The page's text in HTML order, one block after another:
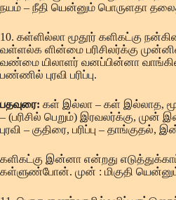
நயம் – நீதி யென்னும் பொருளதா
10. கள்ளில்லா மூதூர் களிகட்கு
வள்ளல்க ளின்மை பரிசிலர்க்கு
வண்மை யிலாளர் வனப்பின்னா
பண்ணில் புரவி பரிப்பு.
பதவுரை: கள் இல்லா – கள் இல்லாத,
– (பரிசில் பெறும்) இரவலர்க்கு,
புரவி – குதிரை, பரிப்பு – தாங்குதல்,
களிகட்கு இன்னா என்றது
கள்ளுண்போன். முன் : மிகுதி